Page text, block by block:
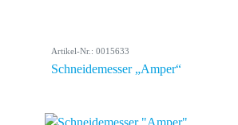
Artikel-Nr.: 0015633
Schneidemesser „Amper“